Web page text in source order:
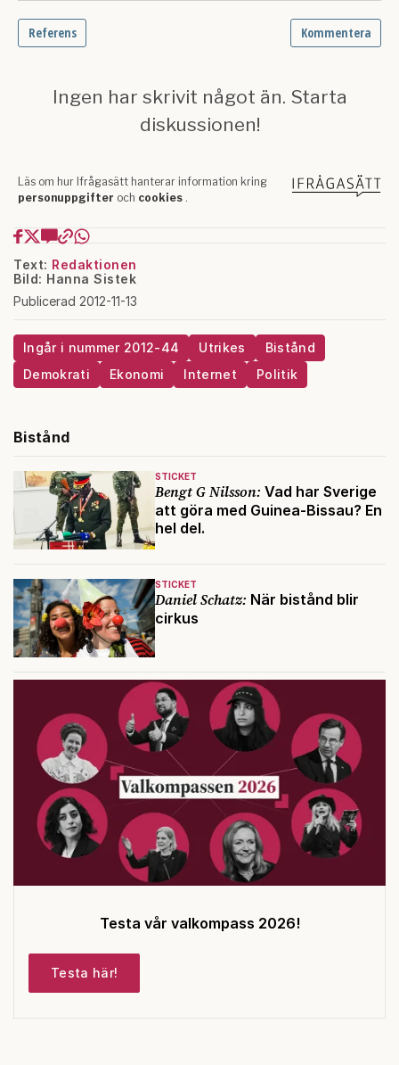
Text: Redaktionen
Bild: Hanna Sistek
Publicerad 2012-11-13
Ingår i nummer 2012-44 Utrikes
Bistånd
Demokrati
Ekonomi Internet Politik
Bistånd
STICKET
Bengt G Nilsson: Vad har Sverige
att göra med Guinea-Bissau? En
hel del.
STICKET
Daniel Schatz: När bistånd blir
cirkus
Testa vår valkompass 2026!
Testa här!